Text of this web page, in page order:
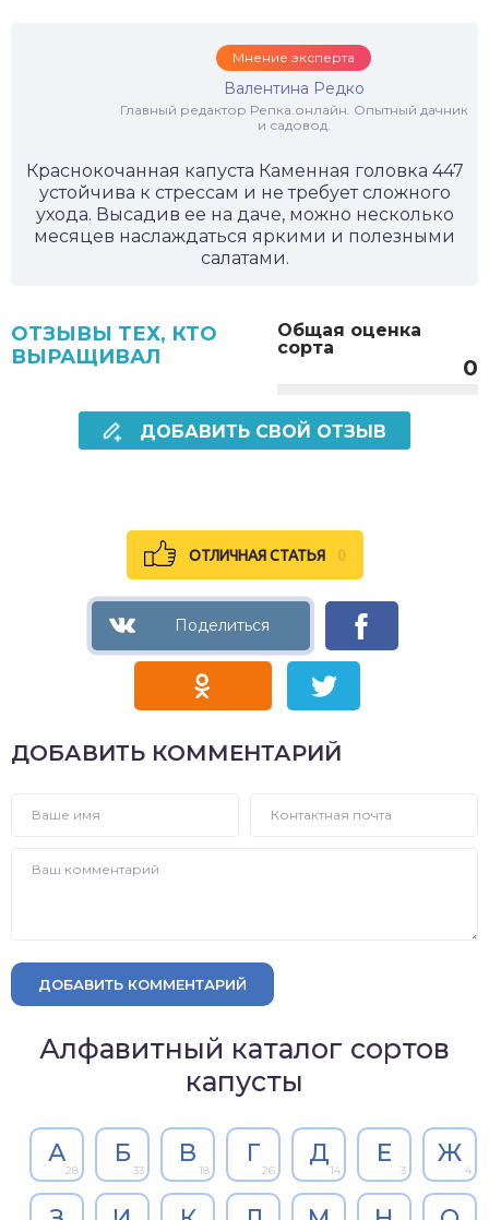
Мнение эксперта
Валентина Редко
Главный редактор Репка.онлайн. Опытный дачник
и садовод.
Краснокочанная капуста Каменная головка 447
устойчива к стрессам и не требует сложного
ухода. Высадив ее на даче, можно несколько
месяцев наслаждаться яркими и полезными
салатами.
Общая оценка
сорта
0
ОТЗЫВЫ ТЕХ, КТО
ВЫРАЩИВАЛ
ДОБАВИТЬ СВОЙ ОТЗЫВ
ОТЛИЧНАЯ СТАТЬЯ 0
ДОБАВИТЬ КОММЕНТАРИЙ
ДОБАВИТЬ КОММЕНТАРИЙ
Алфавитный каталог сортов
капусты
А
28
Б
33
В
18
Г
26
Д
14
Е
3
Ж
4